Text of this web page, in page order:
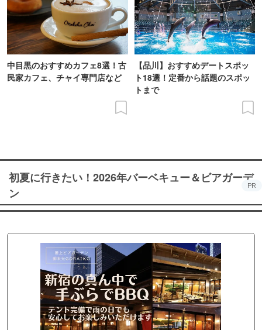
中目黒のおすすめカフェ8選！古
民家カフェ、チャイ専門店など
【品川】おすすめデートスポッ
ト18選！定番から話題のスポッ
トまで
初夏に行きたい！2026年バーベキュー＆ビアガーデ
ン
PR